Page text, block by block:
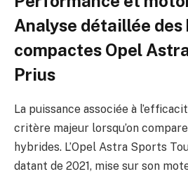
Analyse détaillée des
compactes Opel
Prius
La puissance associée à
critère majeur lorsqu’on
hybrides. L’Opel Astra Sports
datant de 2021, mise sur son